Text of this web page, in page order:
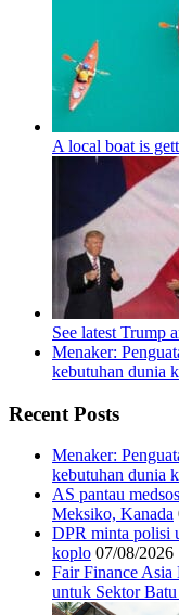
A local boat is
See latest Trump
Menaker:
kebutuhan dunia
Recent Posts
Menaker:
kebutuhan dunia
AS pantau
Meksiko, Kanada
DPR minta polisi
koplo 07/08/2026
Fair Finance Asia
untuk Sektor